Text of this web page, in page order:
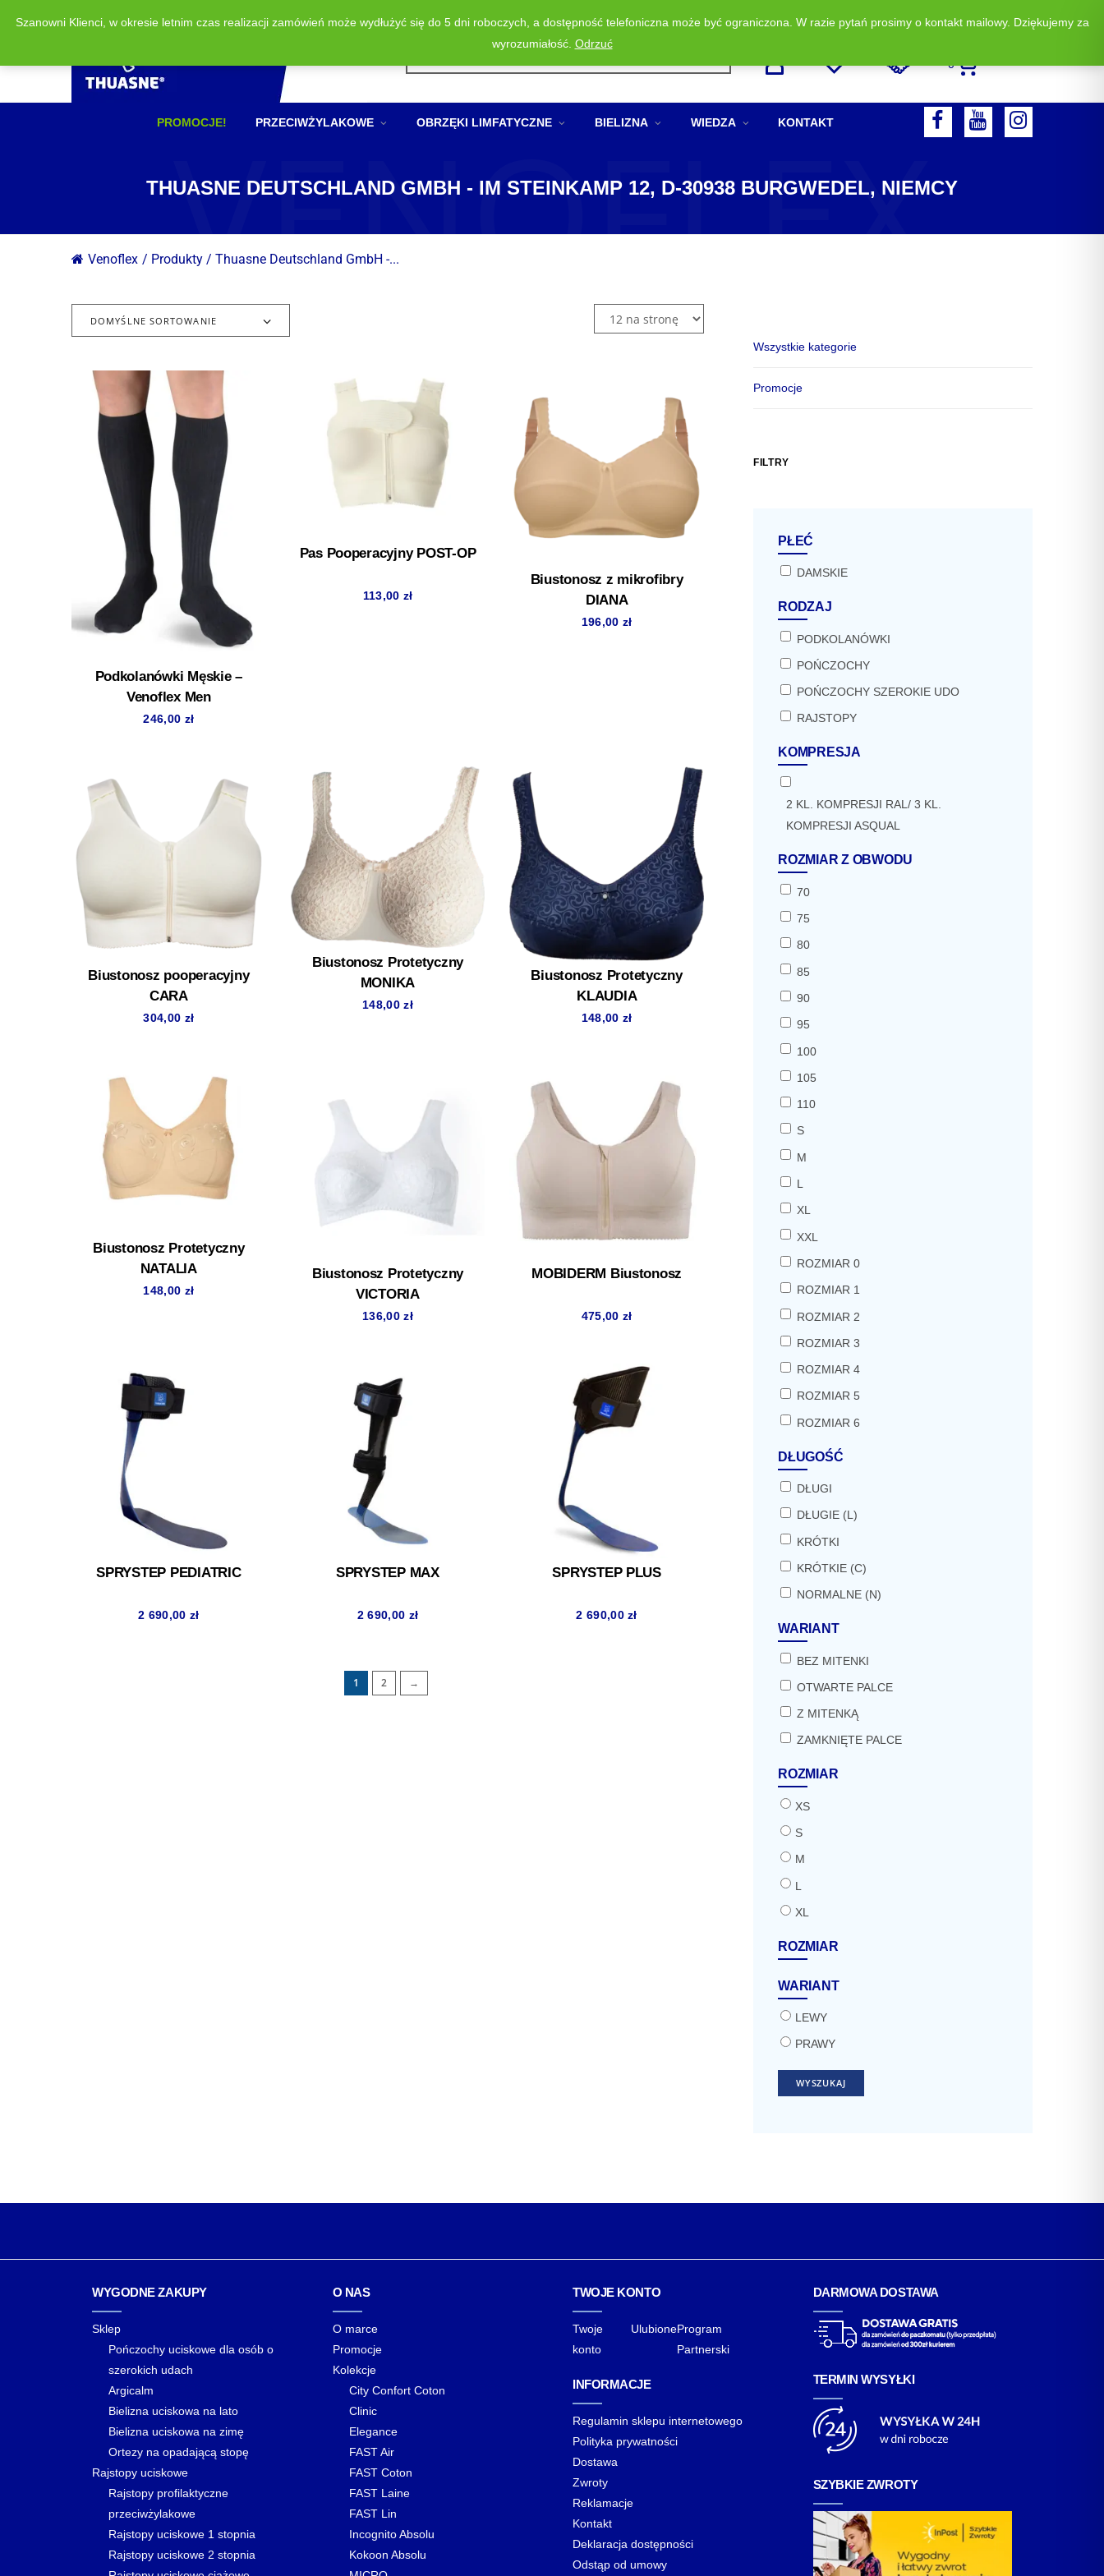
Wyszukiwarka
Zadzwoń i zamów: +48 513 523 883
0
PROMOCJE! PRZECIWŻYLAKOWE OBRZĘKI LIMFATYCZNE BIELIZNA WIEDZA KONTAKT
B
Y
U
I
A
THUASNE DEUTSCHLAND GMBH - IM STEINKAMP 12, D-30938 BURGWEDEL, NIEMCY
VENOFLEX
Venoflex / Produkty / Thuasne Deutschland GmbH -...
DOMYŚLNE SORTOWANIE
Podkolanówki Męskie –
Venoflex Men
246,00 zł
Pas Pooperacyjny POST-OP
113,00 zł
Biustonosz z mikrofibry
DIANA
196,00 zł
Biustonosz pooperacyjny
CARA
304,00 zł
Biustonosz Protetyczny
MONIKA
148,00zł
Biustonosz Protetyczny
KLAUDIA
148,00 zł
Biustonosz Protetyczny
NATALIA
148,00 zł
Biustonosz Protetyczny
VICTORIA
136,00zł
MOBIDERM Biustonosz
475,00 zł
SPRYSTEP PEDIATRIC
2 690,00 zł
SPRYSTEP MAX
2 690,00 zł
SPRYSTEP PLUS
2 690,00zł
1 2 →
Wszystkie kategorie
Promocje
FILTRY
PŁEĆ
DAMSKIE
RODZAJ
PODKOLANÓWKI
POŃCZOCHY
POŃCZOCHY SZEROKIE UDO
RAJSTOPY
KOMPRESJA
2 KL. KOMPRESJI RAL/ 3 KL.
KOMPRESJI ASQUAL
ROZMIAR Z OBWODU
70
75
80
85
90
95
100
105
110
S
M
L
XL
XXL
ROZMIAR 0
ROZMIAR 1
ROZMIAR 2
ROZMIAR 3
ROZMIAR 4
ROZMIAR 5
ROZMIAR 6
DŁUGOŚĆ
DŁUGI
DŁUGIE (L)
KRÓTKI
KRÓTKIE (C)
NORMALNE (N)
WARIANT
BEZ MITENKI
OTWARTE PALCE
Z MITENKĄ
ZAMKNIĘTE PALCE
ROZMIAR
XS
S
M
L
XL
ROZMIAR
WARIANT
LEWY
PRAWY
WYSZUKAJ
WYGODNE ZAKUPY
Sklep
Pończochy uciskowe dla osób o
szerokich udach
Argicalm
Bielizna uciskowa na lato
Bielizna uciskowa na zimę
Ortezy na opadającą stopę
Rajstopy uciskowe
Rajstopy profilaktyczne
przeciwżylakowe
Rajstopy uciskowe 1 stopnia
Rajstopy uciskowe 2 stopnia
O NAS
O marce
Promocje
Kolekcje
City Confort Coton
Clinic
Elegance
FAST Air
FAST Coton
FAST Laine
FAST Lin
Incognito Absolu
Kokoon Absolu
TWOJE KONTO
Twoje
konto
UlubioneProgram
Partnerski
INFORMACJE
Regulamin sklepu internetowego
Polityka prywatności
Dostawa
Zwroty
Reklamacje
Kontakt
Deklaracja dostępności
Odstąp od umowy
DARMOWA DOSTAWA
TERMIN WYSYŁKI
SZYBKIE ZWROTY
Szanowni Klienci, w okresie letnim czas realizacji zamówień może wydłużyć się do 5 dni roboczych, a dostępność telefoniczna może być ograniczona. W razie pytań prosimy o kontakt mailowy. Dziękujemy za
wyrozumiałość. Odrzuć